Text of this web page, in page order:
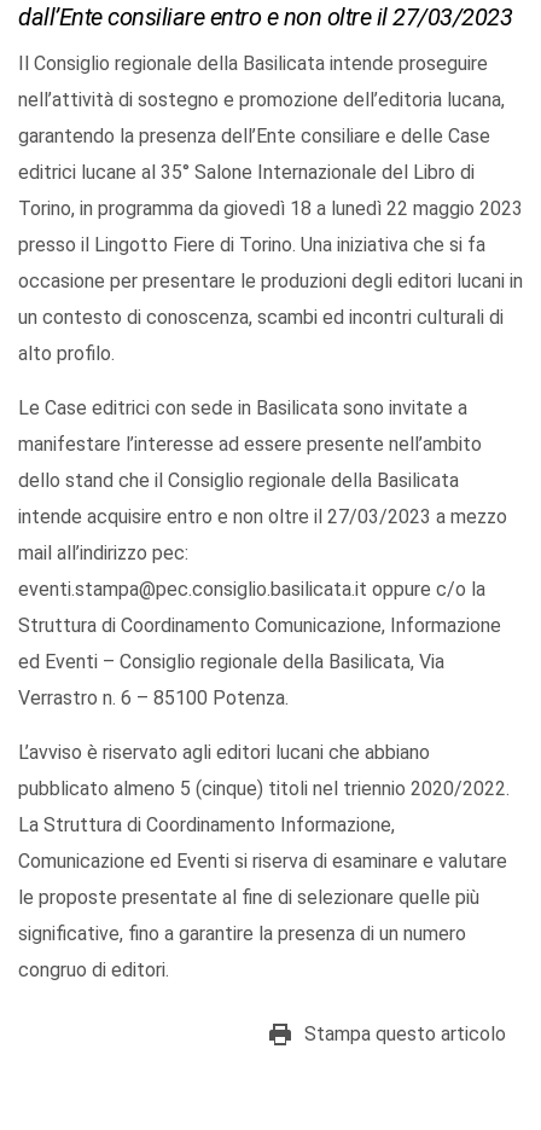
dall’Ente consiliare entro e non oltre il 27/03/2023
Il Consiglio regionale della Basilicata intende proseguire
nell’attività di sostegno e promozione dell’editoria lucana,
garantendo la presenza dell’Ente consiliare e delle Case
editrici lucane al 35° Salone Internazionale del Libro di
Torino, in programma da giovedì 18 a lunedì 22 maggio 2023
presso il Lingotto Fiere di Torino. Una iniziativa che si fa
occasione per presentare le produzioni degli editori lucani in
un contesto di conoscenza, scambi ed incontri culturali di
alto profilo.
Le Case editrici con sede in Basilicata sono invitate a
manifestare l’interesse ad essere presente nell’ambito
dello stand che il Consiglio regionale della Basilicata
intende acquisire entro e non oltre il 27/03/2023 a mezzo
mail all’indirizzo pec:
eventi.stampa@pec.consiglio.basilicata.it oppure c/o la
Struttura di Coordinamento Comunicazione, Informazione
ed Eventi – Consiglio regionale della Basilicata, Via
Verrastro n. 6 – 85100 Potenza.
L’avviso è riservato agli editori lucani che abbiano
pubblicato almeno 5 (cinque) titoli nel triennio 2020/2022.
La Struttura di Coordinamento Informazione,
Comunicazione ed Eventi si riserva di esaminare e valutare
le proposte presentate al fine di selezionare quelle più
significative, fino a garantire la presenza di un numero
congruo di editori.
Stampa questo articolo